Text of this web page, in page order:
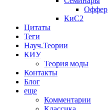
Оффер
КиС2
Цитаты
Теги
Науч.Теории
КИУ
Теория моды
Контакты
Блог
еще
Комментарии